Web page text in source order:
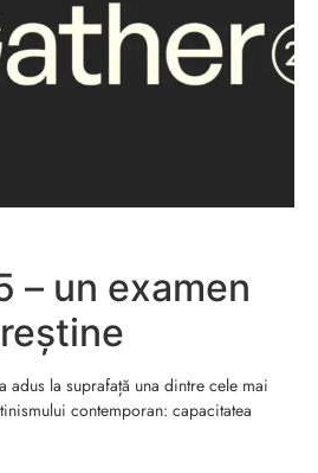
– un examen
adus la suprafață una dintre cele mai
contemporan: capacitatea